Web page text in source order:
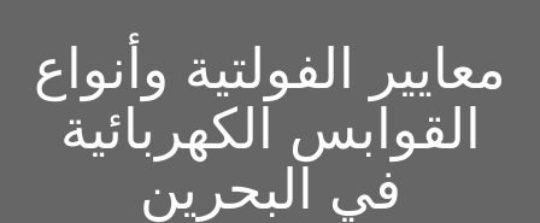
معايير الفولتية وأنواع
القوابس الكهربائية
في البحرين